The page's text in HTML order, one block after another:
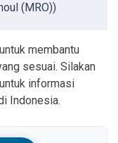
(MRO))
membantu
sesuai. Silakan
informasi
Indonesia.